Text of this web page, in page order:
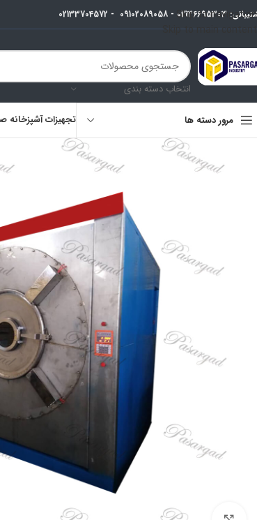
Skip to navigation
Skip to main content
02136695303
-
09102089058
-
02133704572
انتخاب دسته بندی
مرور دسته ها تجهیزات آشپزخانه